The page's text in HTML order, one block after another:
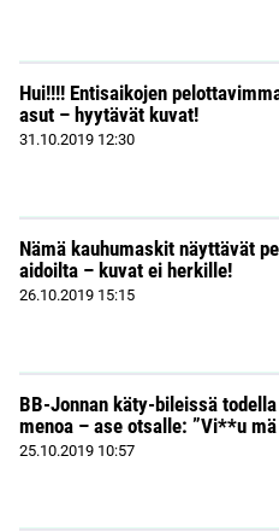
Hui!!!! Entisaikojen
asut – hyytävät kuvat!
31.10.2019 12:30
Nämä kauhumaskit näyttävät
aidoilta – kuvat ei herkille!
26.10.2019 15:15
BB-Jonnan käty-bileissä
menoa – ase otsalle: ”Vi**u
25.10.2019 10:57